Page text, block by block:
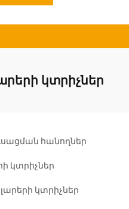
կտրիչներ
հանողներ
կտրիչներ
կտրիչներ